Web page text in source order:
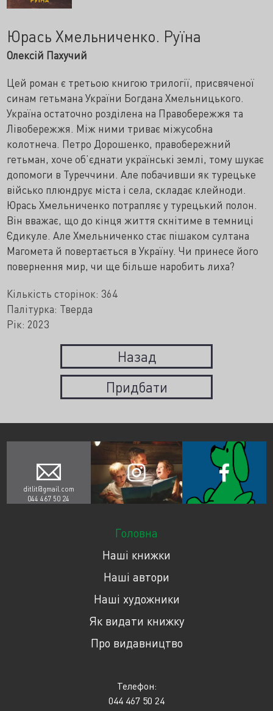
Юрась Хмельниченко. Руїна
Олексій Пахучий
Цей роман є третьою книгою трилогії, присвяченої
синам гетьмана України Богдана Хмельницького.
Україна остаточно розділена на Правобережжя та
Лівобережжя. Між ними триває міжусобна
колотнеча. Петро Дорошенко, правобережний
гетьман, хоче об’єднати українські землі, тому шукає
допомоги в Туреччини. Але побачивши як турецьке
військо плюндрує міста і села, складає клейноди.
Юрась Хмельниченко потрапляє у турецький полон.
Він вважає, що до кінця життя скнітиме в темниці
Єдикуле. Але Хмельниченко стає пішаком султана
Магомета й повертається в Україну. Чи принесе його
повернення мир, чи ще більше наробить лиха?
Кількість сторінок: 364
Палітурка: Тверда
Рік: 2023
Назад
Придбати
ditlit@gmail.com
044 467 50 24
Головна
Наші книжки
Наші автори
Наші художники
Як видати книжку
Про видавництво
Телефон:
044 467 50 24